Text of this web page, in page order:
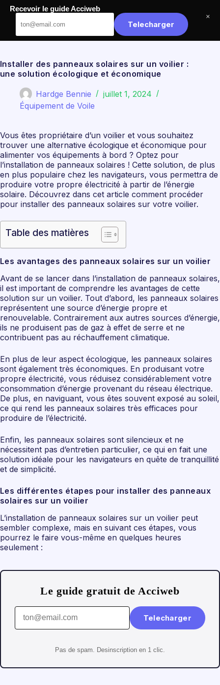
Passer
contenu
Installer des panneaux solaires sur un voilier :
une solution écologique et économique
Hardge Bennie
juillet 1, 2024
Équipement de Voile
Vous êtes propriétaire d’un voilier et vous souhaitez
trouver une alternative écologique et économique pour
alimenter vos équipements à bord ? Optez pour
l’installation de panneaux solaires ! Cette solution, de plus
en plus populaire chez les navigateurs, vous permettra de
produire votre propre électricité à partir de l’énergie
solaire. Découvrez dans cet article comment procéder
pour installer des panneaux solaires sur votre voilier.
Table des matières
Les avantages des panneaux solaires sur un voilier
Avant de se lancer dans l’installation de panneaux solaires,
il est important de comprendre les avantages de cette
solution sur un voilier. Tout d’abord, les panneaux solaires
représentent une source d’énergie propre et
renouvelable. Contrairement aux autres sources d’énergie,
ils ne produisent pas de gaz à effet de serre et ne
contribuent pas au réchauffement climatique.
En plus de leur aspect écologique, les panneaux solaires
sont également très économiques. En produisant votre
propre électricité, vous réduisez considérablement votre
consommation d’énergie provenant du réseau électrique.
De plus, en naviguant, vous êtes souvent exposé au soleil,
ce qui rend les panneaux solaires très efficaces pour
produire de l’électricité.
Enfin, les panneaux solaires sont silencieux et ne
nécessitent pas d’entretien particulier, ce qui en fait une
solution idéale pour les navigateurs en quête de tranquillité
et de simplicité.
Les différentes étapes pour installer des panneaux
solaires sur un voilier
L’installation de panneaux solaires sur un voilier peut
sembler complexe, mais en suivant ces étapes, vous
pourrez le faire vous-même en quelques heures
seulement :
Le guide gratuit de Acciweb
Telecharger
Pas de spam. Desinscription en 1 clic.
Recevoir le guide Acciweb
Telecharger
×